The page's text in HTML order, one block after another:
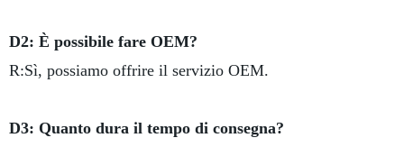
D2: È possibile fare OEM?
R:Sì, possiamo offrire il servizio OEM.
D3: Quanto dura il tempo di consegna?